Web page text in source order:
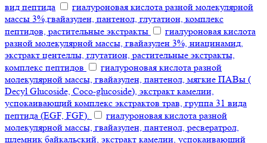
вид пептида
гиалуроновая кислота разной молекулярной
массы 3%,гвайазулен, пантенол, глутатион, комплекс
пептидов, растительные экстракты
гиалуроновая кислота
разной молекулярной массы, гвайазулен 3%, ниацинамид,
экстракт центеллы, глутатион, растительные экстракты,
комплекс пептидов
гиалуроновая кислота разной
молекулярной массы, гвайазулен, пантенол, мягкие ПАВы (
Decyl Glucoside, Coco-glucoside), экстракт камелии,
успокаивающий комплекс экстрактов трав, группа 31 вида
пептида (EGF, FGF).
гиалуроновая кислота разной
молекулярной массы, гвайазулен, пантенол, ресвератрол,
шлемник байкальский, экстракт камелии, успокаивающий